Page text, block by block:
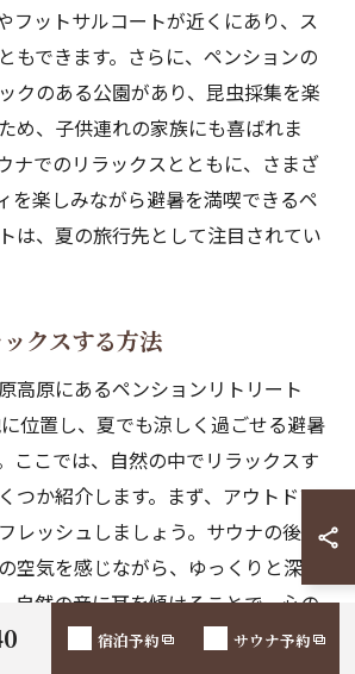
フットサルコートが近くにあり、ス
もできます。さらに、ペンションの
クのある公園があり、昆虫採集を楽
め、子供連れの家族にも喜ばれま
ナでのリラックスとともに、さまざ
を楽しみながら避暑を満喫できるペ
は、夏の旅行先として注目されてい
クスする方法
高原にあるペンションリトリート
位置し、夏でも涼しく過ごせる避暑
ここでは、自然の中でリラックスす
つか紹介します。まず、アウトドア
レッシュしましょう。サウナの後
空気を感じながら、ゆっくりと深呼
自然の音に耳を傾けることで、心の
できます。また、近くのアスレチッ
宿泊予約 サウナ予約